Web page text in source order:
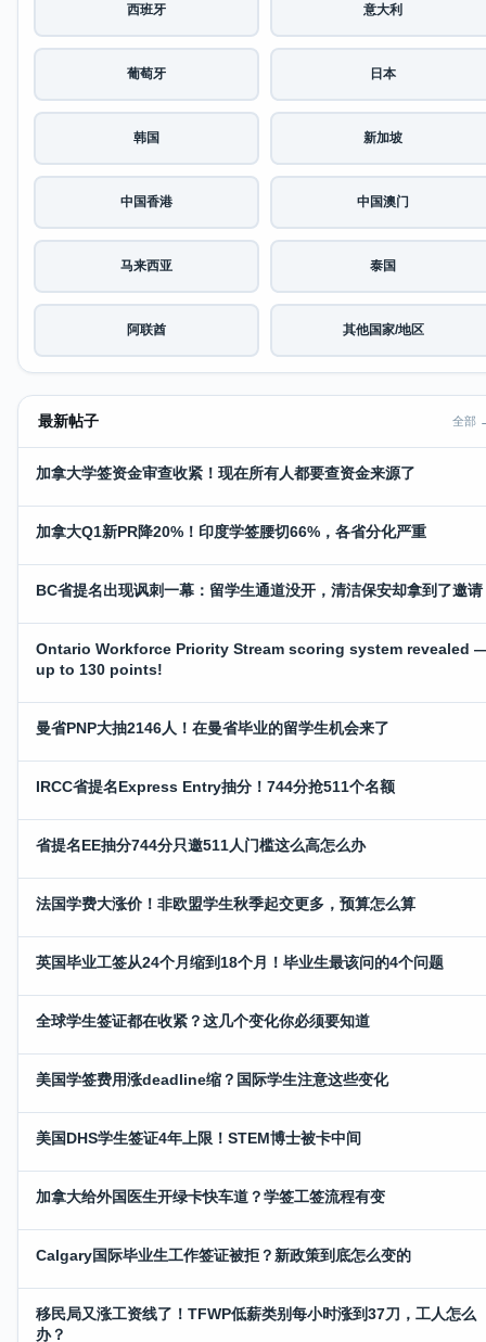
西班牙 意大利
葡萄牙 日本
韩国 新加坡
中国香港 中国澳门
马来西亚 泰国
阿联酋 其他国家/地区
最新帖子 全部
加拿大学签资金审查收紧！现在所有人都要查资金来源了
加拿大Q1新PR降20%！印度学签腰切66%，各省分化严重
BC省提名出现讽刺一幕：留学生通道没开，清洁保安却拿到了邀请
Ontario Workforce Priority Stream scoring system revealed
up to 130 points!
曼省PNP大抽2146人！在曼省毕业的留学生机会来了
IRCC省提名Express Entry抽分！744分抢511个名额
省提名EE抽分744分只邀511人门槛这么高怎么办
法国学费大涨价！非欧盟学生秋季起交更多，预算怎么算
英国毕业工签从24个月缩到18个月！毕业生最该问的4个问题
全球学生签证都在收紧？这几个变化你必须要知道
美国学签费用涨deadline缩？国际学生注意这些变化
美国DHS学生签证4年上限！STEM博士被卡中间
加拿大给外国医生开绿卡快车道？学签工签流程有变
Calgary国际毕业生工作签证被拒？新政策到底怎么变的
移民局又涨工资线了！TFWP低薪类别每小时涨到37刀，工人怎么
办？